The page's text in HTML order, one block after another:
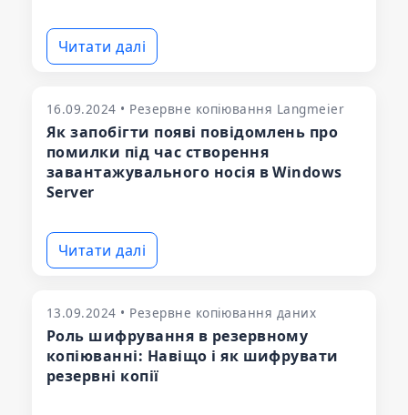
Читати далі
16.09.2024 • Резервне копіювання Langmeier
Як запобігти появі повідомлень про
помилки під час створення
завантажувального носія в Windows
Server
Читати далі
13.09.2024 • Резервне копіювання даних
Роль шифрування в резервному
копіюванні: Навіщо і як шифрувати
резервні копії